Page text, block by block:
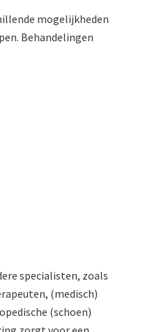
mogelijkheden
Behandelingen
specialisten, zoals
(medisch)
(schoen)